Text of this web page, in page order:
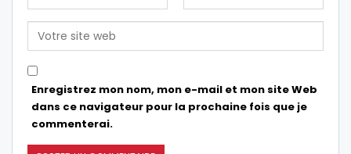
Enregistrez mon nom, mon e-mail et mon site Web
dans ce navigateur pour la prochaine fois que je
commenterai.